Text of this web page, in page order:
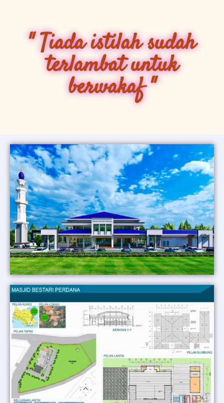
" Tiada istilah sudah
terlambat untuk
berwakaf "